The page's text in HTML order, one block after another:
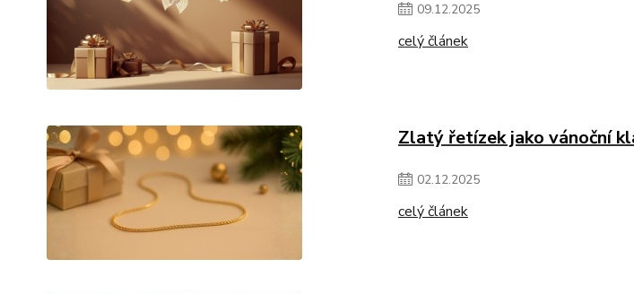
09.12.2025
celý článek
Zlatý řetízek jako vánoční
02.12.2025
celý článek